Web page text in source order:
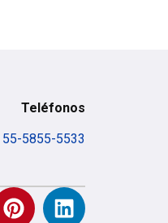
Teléfonos
55-5855-5533